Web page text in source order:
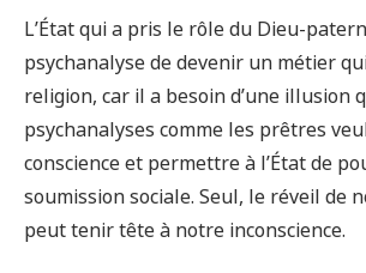
L’État qui a pris le rôle du Dieu-
psychanalyse de devenir un métier
religion, car il a besoin d’une illusion
psychanalyses comme les prêtres
conscience et permettre à l’État de
soumission sociale. Seul, le réveil de
peut tenir tête à notre inconscience.